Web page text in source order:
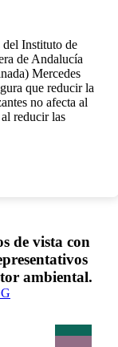
del Instituto de
de Andalucía
Mercedes
que reducir la
no afecta al
reducir las
de vista con
ambiental.